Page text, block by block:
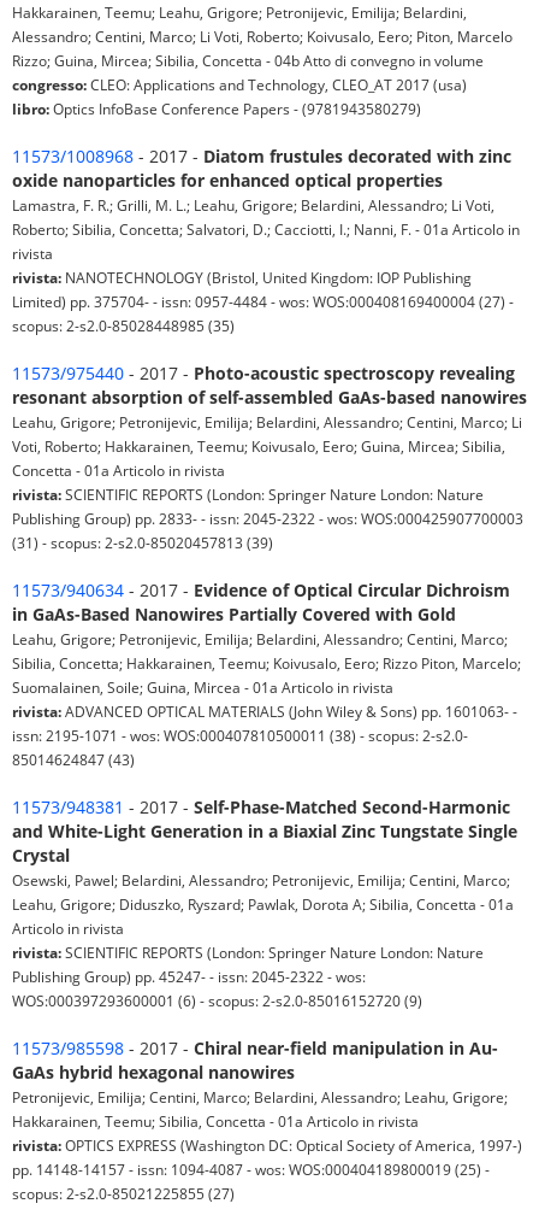
Hakkarainen, Teemu; Leahu, Grigore; Petronijevic, Emilija; Belardini,
Alessandro; Centini, Marco; Li Voti, Roberto; Koivusalo, Eero; Piton, Marcelo
Rizzo; Guina, Mircea; Sibilia, Concetta - 04b Atto di convegno in volume
congresso:CLEO: Applications and Technology, CLEO_AT 2017 (usa)
libro:Optics InfoBase Conference Papers - (9781943580279)
11573/1008968 - 2017 - Diatom frustules decorated with zinc
oxide nanoparticles for enhanced optical properties
Lamastra, F. R.; Grilli, M. L.; Leahu, Grigore; Belardini, Alessandro; Li Voti,
Roberto; Sibilia, Concetta; Salvatori, D.; Cacciotti, I.; Nanni, F. - 01a Articolo in
rivista
rivista: NANOTECHNOLOGY (Bristol, United Kingdom: IOP Publishing
Limited) pp. 375704- - issn: 0957-4484 - wos: WOS:000408169400004 (27) -
scopus: 2-s2.0-85028448985 (35)
11573/975440 - 2017 - Photo-acoustic spectroscopy revealing
resonant absorption of self-assembled GaAs-based nanowires
Leahu, Grigore; Petronijevic, Emilija; Belardini, Alessandro; Centini, Marco; Li
Voti, Roberto; Hakkarainen, Teemu; Koivusalo, Eero; Guina, Mircea; Sibilia,
Concetta - 01a Articolo in rivista
rivista:SCIENTIFIC REPORTS (London: Springer Nature London: Nature
Publishing Group) pp. 2833- - issn: 2045-2322 - wos: WOS:000425907700003
(31) - scopus: 2-s2.0-85020457813 (39)
11573/940634 - 2017 - Evidence of Optical Circular Dichroism
in GaAs-Based Nanowires Partially Covered with Gold
Leahu, Grigore; Petronijevic, Emilija; Belardini, Alessandro; Centini, Marco;
Sibilia, Concetta; Hakkarainen, Teemu; Koivusalo, Eero; Rizzo Piton, Marcelo;
Suomalainen, Soile; Guina, Mircea - 01a Articolo in rivista
rivista:ADVANCED OPTICAL MATERIALS (John Wiley & Sons) pp. 1601063- -
issn: 2195-1071 - wos: WOS:000407810500011 (38) - scopus: 2-s2.0-
85014624847 (43)
11573/948381 - 2017 - Self-Phase-Matched Second-Harmonic
and White-Light Generation in a Biaxial Zinc Tungstate Single
Crystal
Osewski, Pawel; Belardini, Alessandro; Petronijevic, Emilija; Centini, Marco;
Leahu, Grigore; Diduszko, Ryszard; Pawlak, Dorota A; Sibilia, Concetta - 01a
Articolo in rivista
rivista:SCIENTIFIC REPORTS (London: Springer Nature London: Nature
Publishing Group) pp. 45247- - issn: 2045-2322 - wos:
WOS:000397293600001 (6) - scopus: 2-s2.0-85016152720 (9)
11573/985598 - 2017 - Chiral near-field manipulation in Au-
GaAs hybrid hexagonal nanowires
Petronijevic, Emilija; Centini, Marco; Belardini, Alessandro; Leahu, Grigore;
Hakkarainen, Teemu; Sibilia, Concetta - 01a Articolo in rivista
rivista:OPTICS EXPRESS (Washington DC: Optical Society of America, 1997-)
pp. 14148-14157 - issn: 1094-4087 - wos: WOS:000404189800019 (25) -
scopus: 2-s2.0-85021225855 (27)